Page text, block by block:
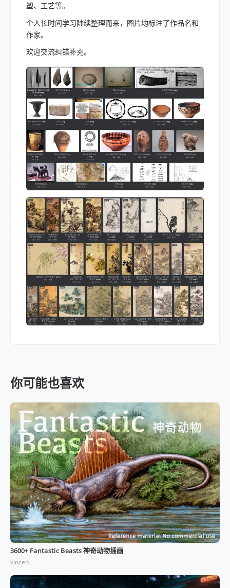
塑、工艺等。
个人长时间学习陆续整理而来，图片均标注了作品名和
作家。
欢迎交流纠错补充。
你可能也喜欢
3600+ Fantastic Beasts 神奇动物插画
vincen